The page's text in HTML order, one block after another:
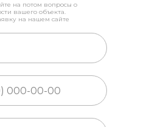
на потом вопросы о
вашего объекта.
на нашем сайте